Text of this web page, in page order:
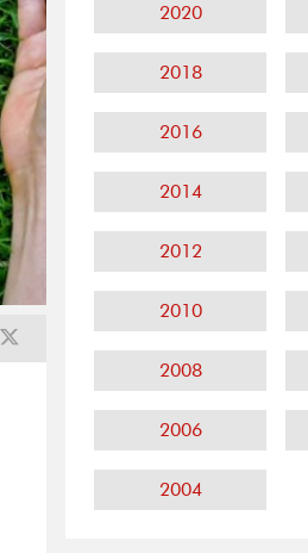
2020
2018
2016
2014
2012
2010
2008
2006
2004